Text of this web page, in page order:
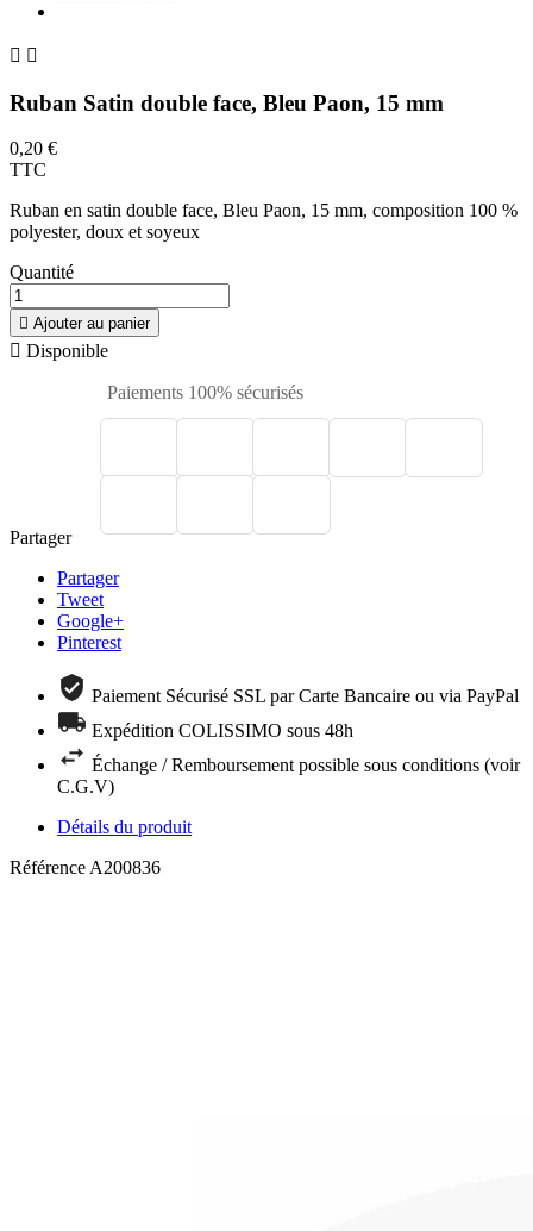
 
Ruban Satin double face, Bleu Paon, 15 mm
0,20 €
TTC
Ruban en satin double face, Bleu Paon, 15 mm, composition 100 %
polyester, doux et soyeux
Quantité
 Ajouter au panier
 Disponible
Paiements 100% sécurisés
Partager
Partager
Tweet
Google+
Pinterest
Paiement Sécurisé SSL par Carte Bancaire ou via PayPal
Expédition COLISSIMO sous 48h
Échange / Remboursement possible sous conditions (voir
C.G.V)
Détails du produit
RéférenceA200836